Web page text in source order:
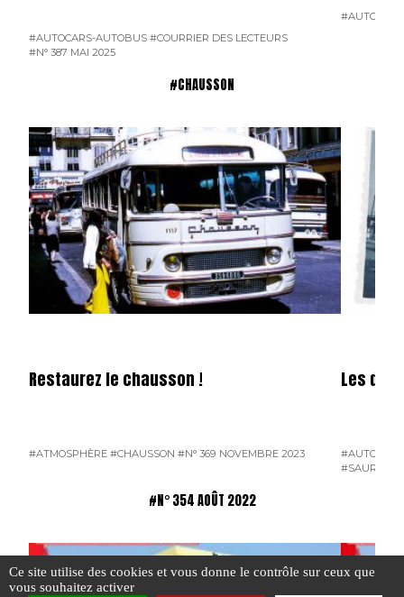
#AUTOCARS-AUTOBUS #COURRIER DES LECTEURS
#N° 387 MAI 2025
#CHAUSSON
Restaurez le chausson !
#ATMOSPHÈRE #CHAUSSON #N° 369 NOVEMBRE 2023
Les
#SAURER
#N° 354 AOÛT 2022
Ce site utilise des cookies et vous donne le contrôle sur ceux que
vous souhaitez activer